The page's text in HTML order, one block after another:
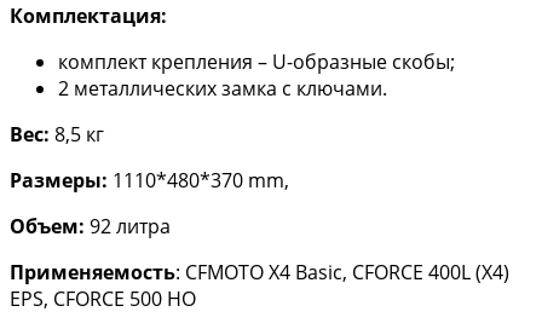
Комплектация:
комплект крепления – U-образные скобы;
2 металлических замка с ключами.
Вес: 8,5 кг
Размеры: 1110*480*370 mm,
Объем: 92 литра
Применяемость: CFMOTO X4 Basic, CFORCE 400L (X4)
EPS, CFORCE 500 HO